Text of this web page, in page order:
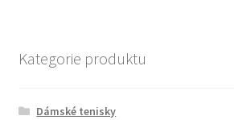
Kategorie produktu
Dámské tenisky